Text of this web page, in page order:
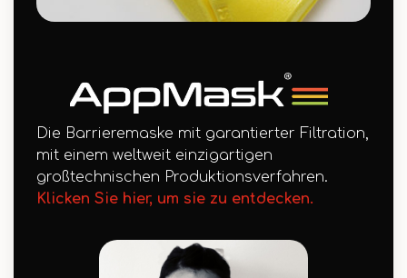
Die Barrieremaske mit garantierter Filtration,
mit einem weltweit einzigartigen
großtechnischen Produktionsverfahren.
Klicken Sie hier, um sie zu entdecken.